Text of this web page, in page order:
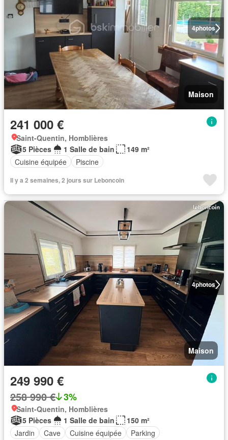
4photos
Maison
241 000 €
Saint-Quentin, Homblières
5 Pièces
1 Salle de bain
149 m²
Cuisine équipée
Piscine
Il y a 2 semaines, 2 jours sur Leboncoin
4photos
Maison
249 990 €
258 990 € 3%
Saint-Quentin, Homblières
5 Pièces
1 Salle de bain
150 m²
Jardin
Cave Cuisine équipée Parking